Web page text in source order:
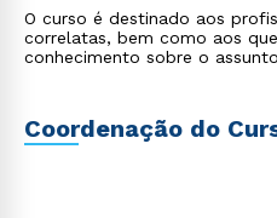
O curso é destinado aos
correlatas, bem como aos
conhecimento sobre o
Coordenação do